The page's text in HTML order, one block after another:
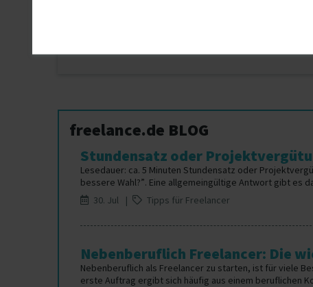
freelance.de BLOG
Stundensatz oder
Lesedauer: ca. 5 Minuten Stundensatz oder
bessere Wahl?”. Eine allgemeingültige Antwort gibt es
30. Jul |
Tipps für Freelancer
Nebenberuflich Freelancer: Die
Nebenberuflich als Freelancer zu starten, ist für viele
erste Auftrag ergibt sich häufig aus einem beruflichen